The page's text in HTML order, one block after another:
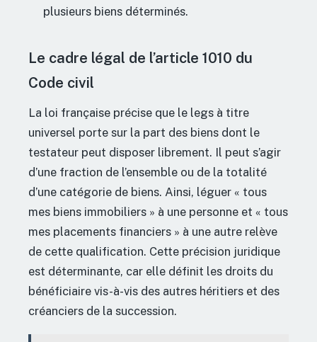
plusieurs biens déterminés.
Le cadre légal de l’article 1010 du
Code civil
La loi française précise que le legs à titre
universel porte sur la part des biens dont le
testateur peut disposer librement. Il peut s’agir
d’une fraction de l’ensemble ou de la totalité
d’une catégorie de biens. Ainsi, léguer « tous
mes biens immobiliers » à une personne et « tous
mes placements financiers » à une autre relève
de cette qualification. Cette précision juridique
est déterminante, car elle définit les droits du
bénéficiaire vis-à-vis des autres héritiers et des
créanciers de la succession.